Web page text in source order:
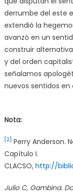
derrumbe del este
extendió la
avanzó en un
construir
y del orden
señalamos
nuevos sentidos
Nota:
[2] Perry Anderson.
Capítulo I.
CLACSO, http://
Julio C, Gambina.